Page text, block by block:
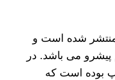
۱۳۹۷ به بازار منتشر شده است و
می باشد. در
بوده است که